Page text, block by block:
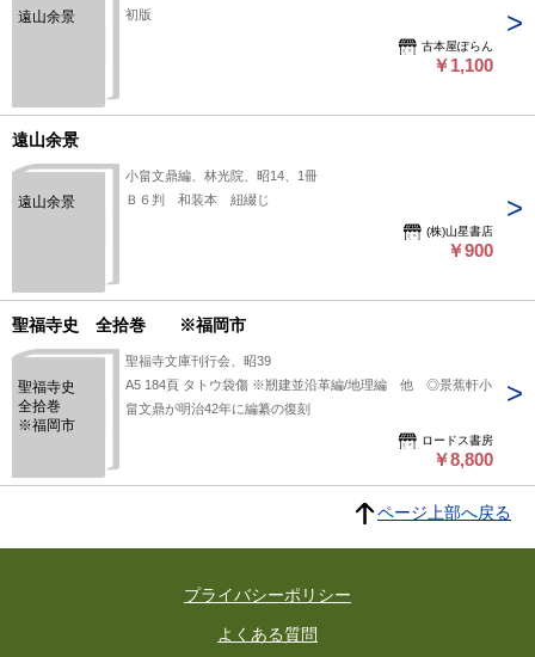
遠山余景
初版
古本屋ぽらん
￥1,100
遠山余景
遠山余景
小畠文鼎編、林光院、昭14、1冊
Ｂ６判 和装本 紐綴じ
(株)山星書店
￥900
聖福寺史 全拾巻 ※福岡市
聖福寺史
全拾巻
※福岡市
聖福寺文庫刊行会、昭39
A5 184頁 タトウ袋傷 ※剏建並沿革編/地理編 他 ◎景蕉軒小
畠文鼎が明治42年に編纂の復刻
ロードス書房
￥8,800
ページ上部へ戻る
プライバシーポリシー
よくある質問